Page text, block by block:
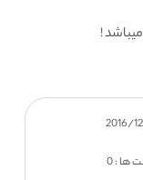
!
ها : 0